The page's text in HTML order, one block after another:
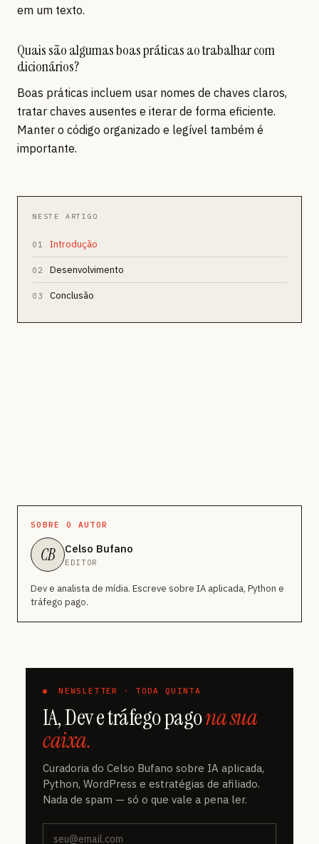
em um texto.
Quais são algumas boas práticas ao trabalhar com
dicionários?
Boas práticas incluem usar nomes de chaves claros,
tratar chaves ausentes e iterar de forma eficiente.
Manter o código organizado e legível também é
importante.
NESTE ARTIGO
01 Introdução
02 Desenvolvimento
03 Conclusão
SOBRE O AUTOR
CB Celso Bufano
EDITOR
Dev e analista de mídia. Escreve sobre IA aplicada, Python e
tráfego pago.
NEWSLETTER · TODA QUINTA
IA, Dev e tráfego pagona sua
caixa.
Curadoria do Celso Bufano sobre IA aplicada,
Python, WordPress e estratégias de afiliado.
Nada de spam — só o que vale a pena ler.